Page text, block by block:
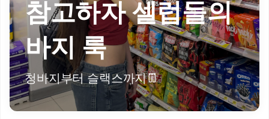
참고하자 셀럽들의
바지 룩
청바지부터 슬랙스까지👖